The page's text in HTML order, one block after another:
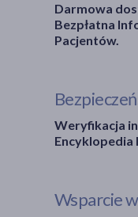
Darmowa
Bezpłatna
Pacjentów.
Weryfikacja
Encyklopedia
Wsparcie